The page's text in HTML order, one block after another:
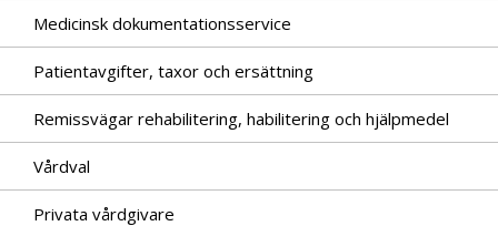
Medicinsk dokumentationsservice
Patientavgifter, taxor och ersättning
Remissvägar rehabilitering, habilitering och hjälpmedel
Vårdval
Privata vårdgivare